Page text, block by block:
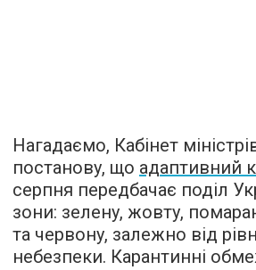
Нагадаємо, Кабінет
постанову, що адаптивний
серпня передбачає поділ
зони: зелену, жовту,
та червону, залежно від
небезпеки. Карантинні